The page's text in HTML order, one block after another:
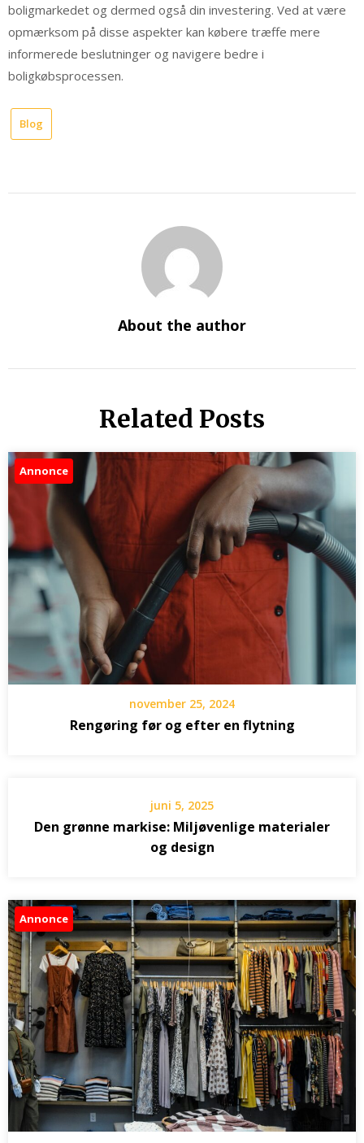
boligmarkedet og dermed også din investering. Ved at være
opmærksom på disse aspekter kan købere træffe mere
informerede beslutninger og navigere bedre i
boligkøbsprocessen.
Blog
About the author
Related Posts
Annonce
november 25, 2024
Rengøring før og efter en flytning
juni 5, 2025
Den grønne markise: Miljøvenlige materialer
og design
Annonce